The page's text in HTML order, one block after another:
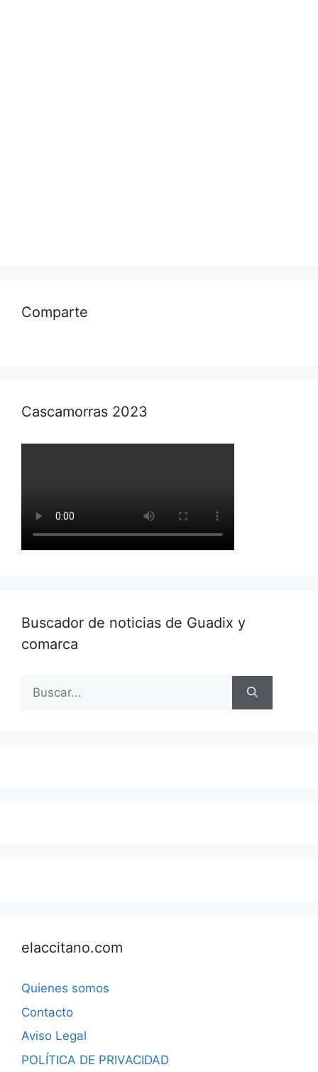
Comparte
Cascamorras 2023
Buscador de noticias de Guadix y
comarca
Buscar:
elaccitano.com
Quienes somos
Contacto
Aviso Legal
POLÍTICA DE PRIVACIDAD